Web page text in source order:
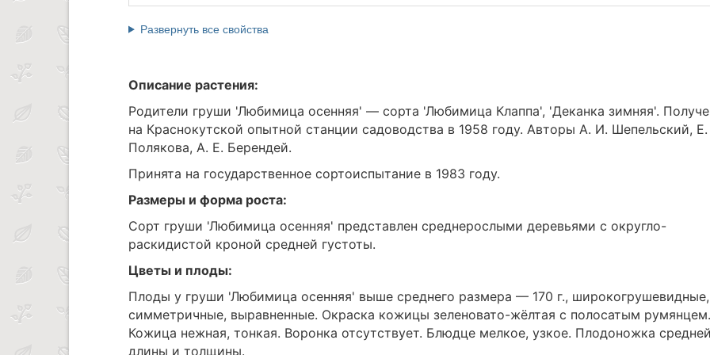
Развернуть все свойства
Описание растения:
Родители груши 'Любимица осенняя' — сорта 'Любимица Клаппа', 'Деканка зимняя'.
на Краснокутской опытной станции садоводства в 1958 году. Авторы А. И. Шепельский,
Полякова, А. Е. Берендей.
Принята на государственное сортоиспытание в 1983 году.
Размеры и форма роста:
Сорт груши 'Любимица осенняя' представлен среднерослыми деревьями с округло-
раскидистой кроной средней густоты.
Цветы и плоды:
Плоды у груши 'Любимица осенняя' выше среднего размера — 170 г., широкогрушевидные,
симметричные, выравненные. Окраска кожицы зеленовато-жёлтая с полосатым румянцем.
Кожица нежная, тонкая. Воронка отсутствует. Блюдце мелкое, узкое. Плодоножка
длины и толщины.